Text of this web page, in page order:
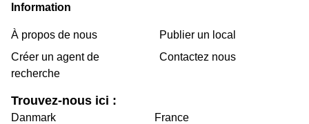
Information
À propos de nous
Créer un agent de
recherche
Publier un local
Contactez nous
Trouvez-nous ici :
Danmark
France